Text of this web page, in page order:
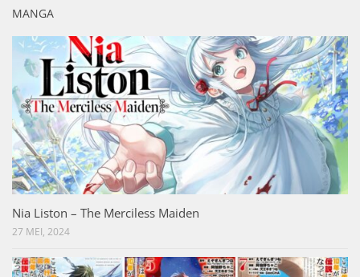
MANGA
Nia Liston – The Merciless Maiden
27 MEI, 2024